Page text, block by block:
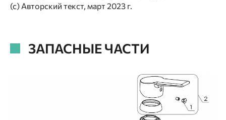
(с) Авторский текст, март 2023 г.
ЗАПАСНЫЕ ЧАСТИ